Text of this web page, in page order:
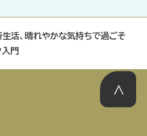
生活、晴れやかな気持ちで過ごそ
門